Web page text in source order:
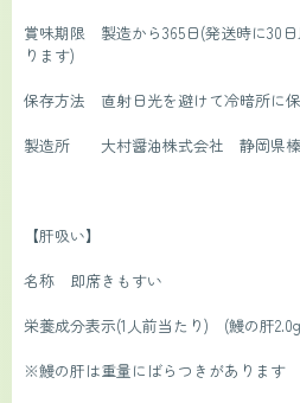
賞味期限　製造から365日(発送時に30
ります)
保存方法　直射日光を避けて冷暗所に
製造所　　大村醤油株式会社　静岡県
【肝吸い】
名称　即席きもすい
栄養成分表示(1人前当たり)　(鰻の肝
※鰻の肝は重量にばらつきがあります